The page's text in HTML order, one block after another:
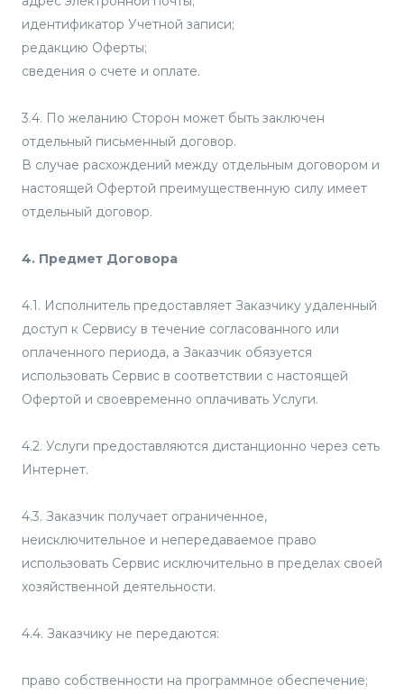
идентификатор Учетной записи;
редакцию Оферты;
сведения о счете и оплате.
3.4. По желанию Сторон может быть заключен
отдельный письменный договор.
В случае расхождений между отдельным договором и
настоящей Офертой преимущественную силу имеет
отдельный договор.
4. Предмет Договора
4.1. Исполнитель предоставляет Заказчику удаленный
доступ к Сервису в течение согласованного или
оплаченного периода, а Заказчик обязуется
использовать Сервис в соответствии с настоящей
Офертой и своевременно оплачивать Услуги.
4.2. Услуги предоставляются дистанционно через сеть
Интернет.
4.3. Заказчик получает ограниченное,
неисключительное и непередаваемое право
использовать Сервис исключительно в пределах своей
хозяйственной деятельности.
4.4. Заказчику не передаются:
право собственности на программное обеспечение;